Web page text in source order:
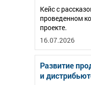
Кейс с
проведенном
проекте.
16.07.2026
Развитие
и